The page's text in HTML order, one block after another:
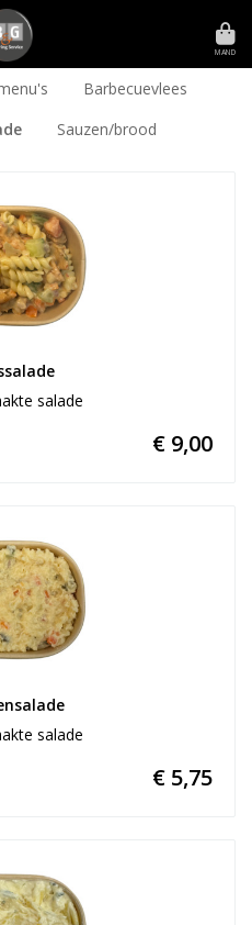
MAND
Barbecuevlees
Sauzen/brood
salade
€ 9,00
salade
€ 5,75